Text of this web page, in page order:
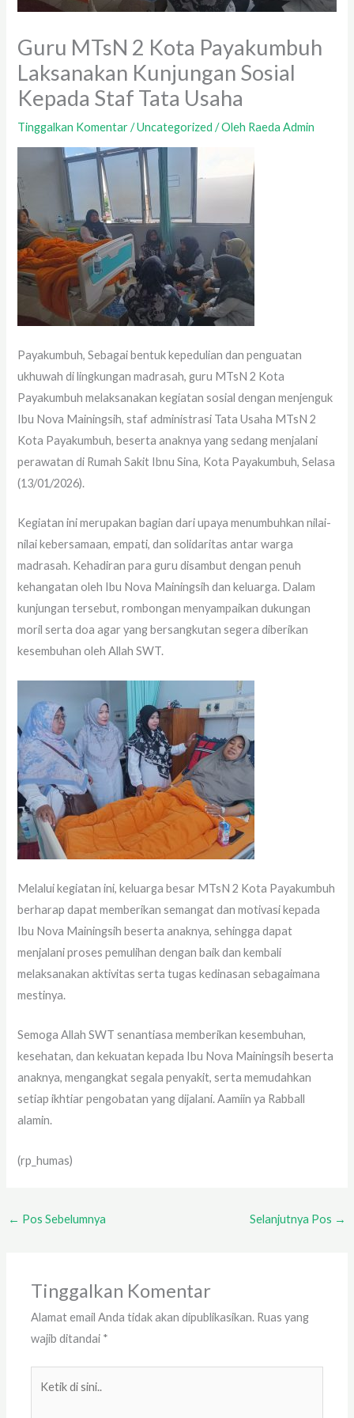
Guru MTsN 2 Kota Payakumbuh
Laksanakan Kunjungan Sosial
Kepada Staf Tata Usaha
Tinggalkan Komentar /Uncategorized / Oleh Raeda Admin
Payakumbuh, Sebagai bentuk kepedulian dan penguatan
ukhuwah di lingkungan madrasah, guru MTsN 2 Kota
Payakumbuh melaksanakan kegiatan sosial dengan menjenguk
Ibu Nova Mainingsih, staf administrasi Tata Usaha MTsN 2
Kota Payakumbuh, beserta anaknya yang sedang menjalani
perawatan di Rumah Sakit Ibnu Sina, Kota Payakumbuh, Selasa
(13/01/2026).
Kegiatan ini merupakan bagian dari upaya menumbuhkan nilai-
nilai kebersamaan, empati, dan solidaritas antar warga
madrasah. Kehadiran para guru disambut dengan penuh
kehangatan oleh Ibu Nova Mainingsih dan keluarga. Dalam
kunjungan tersebut, rombongan menyampaikan dukungan
moril serta doa agar yang bersangkutan segera diberikan
kesembuhan oleh Allah SWT.
Melalui kegiatan ini, keluarga besar MTsN 2 Kota Payakumbuh
berharap dapat memberikan semangat dan motivasi kepada
Ibu Nova Mainingsih beserta anaknya, sehingga dapat
menjalani proses pemulihan dengan baik dan kembali
melaksanakan aktivitas serta tugas kedinasan sebagaimana
mestinya.
Semoga Allah SWT senantiasa memberikan kesembuhan,
kesehatan, dan kekuatan kepada Ibu Nova Mainingsih beserta
anaknya, mengangkat segala penyakit, serta memudahkan
setiap ikhtiar pengobatan yang dijalani. Aamiin ya Rabball
alamin.
(rp_humas)
← Pos Sebelumnya Selanjutnya Pos →
Tinggalkan Komentar
Alamat email Anda tidak akan dipublikasikan. Ruas yang
wajib ditandai *